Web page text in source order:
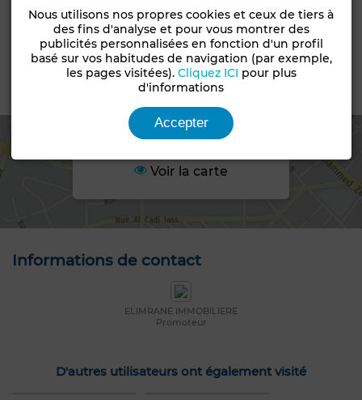
Années
Moins d'un an
Chambre rangement Sécurité
Voir la carte
Informations de contact
ELIMRANE IMMOBILIERE
Promoteur
D'autres utilisateurs ont également visité
Nous utilisons nos propres cookies et ceux de tiers à
des fins d'analyse et pour vous montrer des
publicités personnalisées en fonction d'un profil
basé sur vos habitudes de navigation (par exemple,
les pages visitées). Cliquez ICI pour plus
d'informations
Accepter